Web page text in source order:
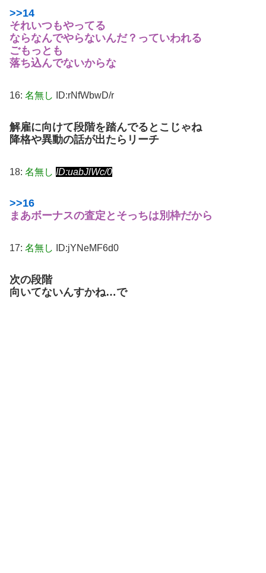
>>14
それいつもやってる
ならなんでやらないんだ？っていわれる
ごもっとも
落ち込んでないからな
16: 名無し ID:rNfWbwD/r
解雇に向けて段階を踏んでるとこじゃね
降格や異動の話が出たらリーチ
18: 名無し ID:uabJlWc/0
>>16
まあボーナスの査定とそっちは別枠だから
17: 名無し ID:jYNeMF6d0
次の段階
向いてないんすかね…で